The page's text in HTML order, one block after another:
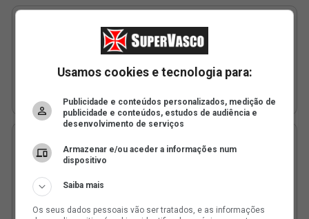
Usamos cookies e tecnologia para:
Publicidade e conteúdos personalizados, medição de
publicidade e conteúdos, estudos de audiência e
desenvolvimento de serviços
Armazenar e/ou aceder a informações num
dispositivo
Saiba mais
Os seus dados pessoais vão ser tratados, e as informações